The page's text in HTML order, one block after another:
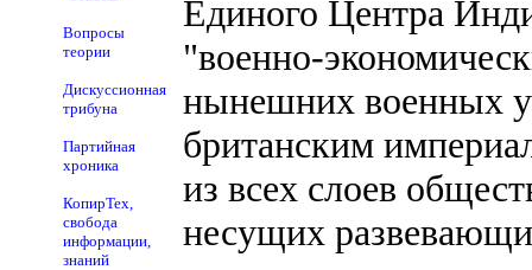
Вопросы
теории
Дискуссионная
трибуна
Партийная
хроника
КопирТех,
свобода
информации,
знаний
Единого Центра
"военно-
нынешних военных
британским
из всех слоев
несущих